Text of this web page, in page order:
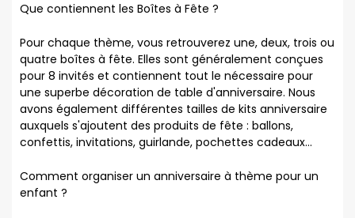
Que contiennent les Boîtes à Fête ?
Pour chaque thème, vous retrouverez une, deux, trois ou
quatre boîtes à fête. Elles sont généralement conçues
pour 8 invités et contiennent tout le nécessaire pour
une superbe décoration de table d'anniversaire. Nous
avons également différentes tailles de kits anniversaire
auxquels s'ajoutent des produits de fête : ballons,
confettis, invitations, guirlande, pochettes cadeaux...
Comment organiser un anniversaire à thème pour un
enfant ?